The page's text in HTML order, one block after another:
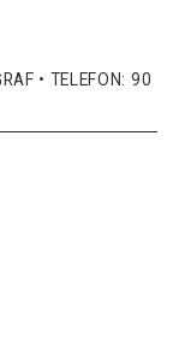
• TELEFON: 90